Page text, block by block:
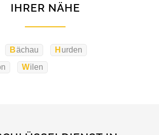
IHRER NÄHE
Bächau
Hurden
Wilen